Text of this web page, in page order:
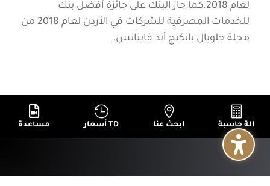
لعام 2018.كما حاز البنك على جائزة أفضل بنك
للخدمات المصرفية للشركات في الأردن لعام 2018 من
مجلة جلوبال بانكنج أند فاينانس.

مساعدة

أسعار TD

ابحث عنا

آلة حاسبة